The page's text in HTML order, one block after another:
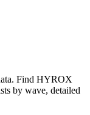
Find HYROX
by wave, detailed